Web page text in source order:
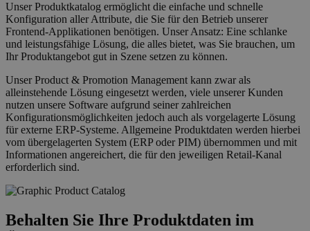
Unser Produktkatalog ermöglicht die einfache und schnelle
Konfiguration aller Attribute, die Sie für den Betrieb unserer
Frontend-Applikationen benötigen. Unser Ansatz: Eine schlanke
und leistungsfähige Lösung, die alles bietet, was Sie brauchen, um
Ihr Produktangebot gut in Szene setzen zu können.
Unser Product & Promotion Management kann zwar als
alleinstehende Lösung eingesetzt werden, viele unserer Kunden
nutzen unsere Software aufgrund seiner zahlreichen
Konfigurationsmöglichkeiten jedoch auch als vorgelagerte Lösung
für externe ERP-Systeme. Allgemeine Produktdaten werden hierbei
vom übergelagerten System (ERP oder PIM) übernommen und mit
Informationen angereichert, die für den jeweiligen Retail-Kanal
erforderlich sind.
Behalten Sie Ihre Produktdaten im